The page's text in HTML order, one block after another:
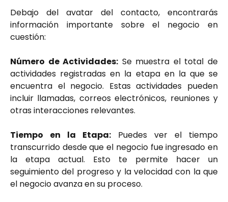
Debajo del avatar del contacto, encontrarás
información importante sobre el negocio en
cuestión:
Número de Actividades: Se muestra el total de
actividades registradas en la etapa en la que se
encuentra el negocio. Estas actividades pueden
incluir llamadas, correos electrónicos, reuniones y
otras interacciones relevantes.
​Tiempo en la Etapa: Puedes ver el tiempo
transcurrido desde que el negocio fue ingresado en
la etapa actual. Esto te permite hacer un
seguimiento del progreso y la velocidad con la que
el negocio avanza en su proceso.